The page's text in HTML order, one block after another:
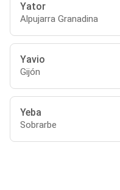
Yator
Alpujarra Granadina
Yavio
Gijón
Yeba
Sobrarbe